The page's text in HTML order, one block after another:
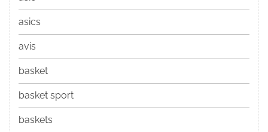
asics
avis
basket
basket sport
baskets